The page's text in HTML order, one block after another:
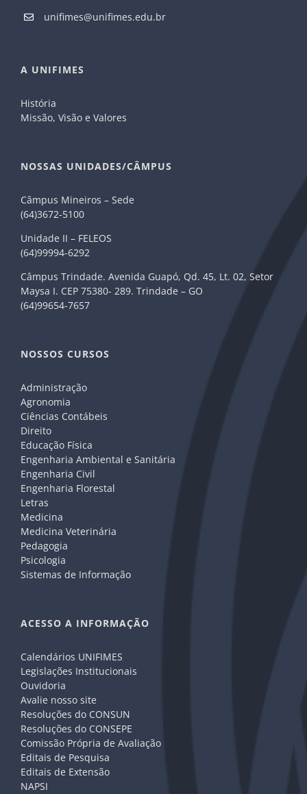
unifimes@unifimes.edu.br
A UNIFIMES
História
Missão, Visão e Valores
NOSSAS UNIDADES/CÂMPUS
Câmpus Mineiros – Sede
(64)3672-5100
Unidade II – FELEOS
(64)99994-6292
Câmpus Trindade. Avenida Guapó, Qd. 45, Lt. 02, Setor
Maysa I. CEP 75380- 289. Trindade – GO
(64)99654-7657
NOSSOS CURSOS
Administração
Agronomia
Ciências Contábeis
Direito
Educação Física
Engenharia Ambiental e Sanitária
Engenharia Civil
Engenharia Florestal
Letras
Medicina
Medicina Veterinária
Pedagogia
Psicologia
Sistemas de Informação
ACESSO A INFORMAÇÃO
Calendários UNIFIMES
Legislações Institucionais
Ouvidoria
Avalie nosso site
Resoluções do CONSUN
Resoluções do CONSEPE
Comissão Própria de Avaliação
Editais de Pesquisa
Editais de Extensão
NAPSI